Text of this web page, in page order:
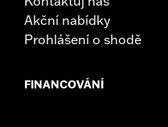
Akční nabídky
Prohlášení o shodě
FINANCOVÁNÍ